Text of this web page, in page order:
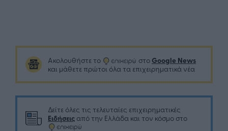
Ακολουθήστε το στο Google News
και μάθετε πρώτοι όλα τα επιχειρηματικά νέα
Δείτε όλες τις τελευταίες επιχειρηματικές
Ειδήσεις από την Ελλάδα και τον κόσμο στο